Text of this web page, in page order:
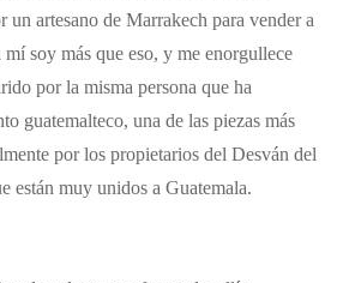
un artesano de Marrakech para vender a
mí soy más que eso, y me enorgullece
por la misma persona que ha
guatemalteco, una de las piezas más
por los propietarios del Desván del
están muy unidos a Guatemala.